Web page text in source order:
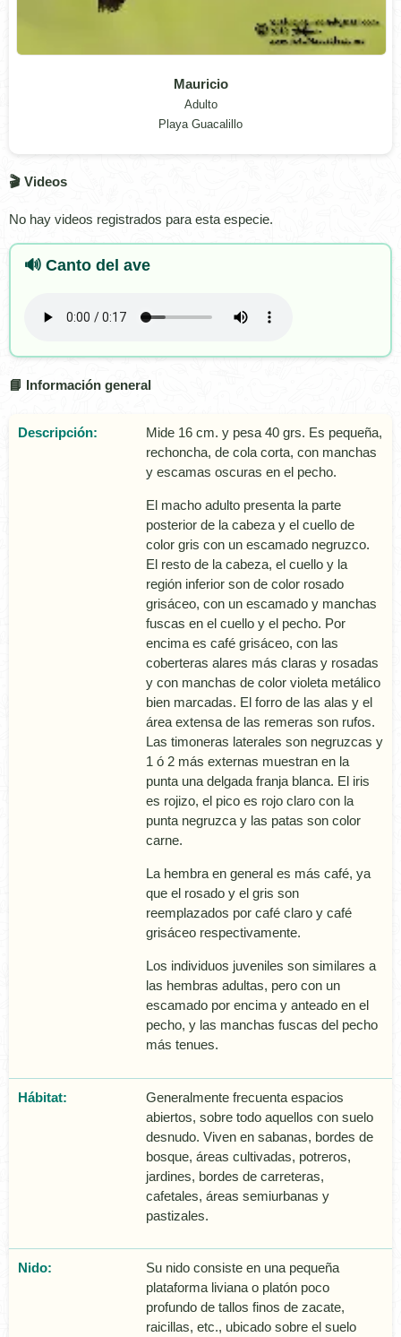
Mauricio
Adulto
Playa Guacalillo
🎬 Videos
No hay videos registrados para esta especie.
🔊 Canto del ave
📘 Información general
Descripción:
Mide 16 cm. y pesa 40 grs. Es pequeña,
rechoncha, de cola corta, con manchas
y escamas oscuras en el pecho.
El macho adulto presenta la parte
posterior de la cabeza y el cuello de
color gris con un escamado negruzco.
El resto de la cabeza, el cuello y la
región inferior son de color rosado
grisáceo, con un escamado y manchas
fuscas en el cuello y el pecho. Por
encima es café grisáceo, con las
coberteras alares más claras y rosadas
y con manchas de color violeta metálico
bien marcadas. El forro de las alas y el
área extensa de las remeras son rufos.
Las timoneras laterales son negruzcas y
1 ó 2 más externas muestran en la
punta una delgada franja blanca. El iris
es rojizo, el pico es rojo claro con la
punta negruzca y las patas son color
carne.
La hembra en general es más café, ya
que el rosado y el gris son
reemplazados por café claro y café
grisáceo respectivamente.
Los individuos juveniles son similares a
las hembras adultas, pero con un
escamado por encima y anteado en el
pecho, y las manchas fuscas del pecho
más tenues.
Hábitat:
Generalmente frecuenta espacios
abiertos, sobre todo aquellos con suelo
desnudo. Viven en sabanas, bordes de
bosque, áreas cultivadas, potreros,
jardines, bordes de carreteras,
cafetales, áreas semiurbanas y
pastizales.
Nido:
Su nido consiste en una pequeña
plataforma liviana o platón poco
profundo de tallos finos de zacate,
raicillas, etc., ubicado sobre el suelo